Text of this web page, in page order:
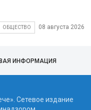
ОБЩЕСТВО 08 августа 2026
ИНФОРМАЦИЯ
Сетевое издание